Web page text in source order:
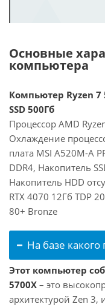
Основные
компьютера
Компьютер Ryzen 7
SSD 500Гб
Процессор AMD
Охлаждение
плата MSI A520M-A
DDR4, Накопитель
Накопитель HDD
RTX 4070 12Гб TDP
80+ Bronze
На базе какого
Этот компьютер
5700X – это
архитектурой Zen 3,